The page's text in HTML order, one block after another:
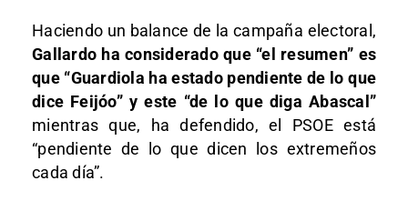
Haciendo un balance de la campaña electoral,
Gallardo ha considerado que “el resumen” es
que “Guardiola ha estado pendiente de lo que
dice Feijóo” y este “de lo que diga Abascal”
mientras que, ha defendido, el PSOE está
“pendiente de lo que dicen los extremeños
cada día”.